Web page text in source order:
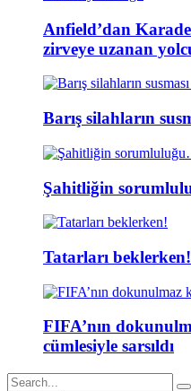
Anfield’dan
zirveye uzanan
Barış silahların
Şahitliğin
Tatarları beklerken!
FIFA’nın
cümlesiyle sarsıldı